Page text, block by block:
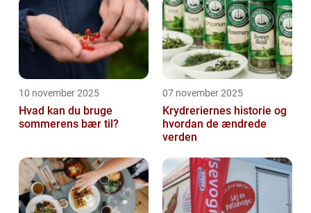
10 november 2025
Hvad kan du bruge
sommerens bær til?
07 november 2025
Krydreriernes historie og
hvordan de ændrede
verden